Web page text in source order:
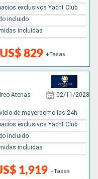
US$ 829 +Tasas
exclusivos Yacht Club
incluido
incluidas
Atenas 02/11/2028
1,919 +Tasas
de mayordomo las 24h
exclusivos Yacht Club
incluido
incluidas